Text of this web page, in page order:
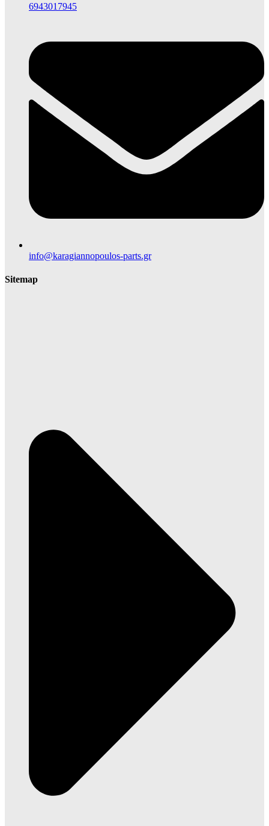
6943017945
info@karagiannopoulos-parts.gr
Sitemap